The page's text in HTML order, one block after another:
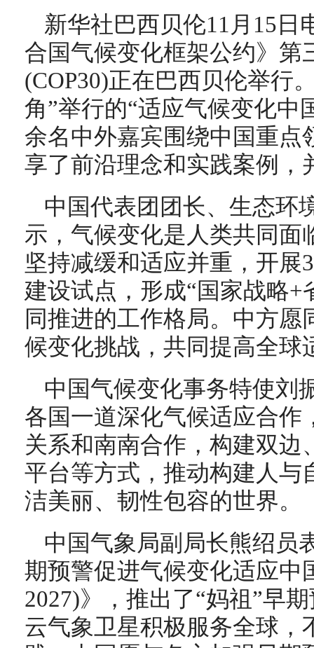
新华社巴西贝伦11月15日
合国气候变化框架公约》第
(COP30)正在巴西贝伦举行
角”举行的“适应气候变化中
余名中外嘉宾围绕中国重点
享了前沿理念和实践案例，
中国代表团团长、生态环
示，气候变化是人类共同面
坚持减缓和适应并重，开展
建设试点，形成“国家战略+
同推进的工作格局。中方
候变化挑战，共同提高全球
中国气候变化事务特使刘
各国一道深化气候适应合作
关系和南南合作，构建双边
平台等方式，推动构建人与
洁美丽、韧性包容的世界。
中国气象局副局长熊绍员
期预警促进气候变化适应
2027)》，推出了“妈祖”早
云气象卫星积极服务全球，